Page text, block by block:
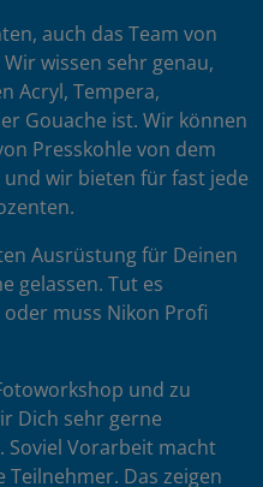
auch das Team von
wissen sehr genau,
Acryl, Tempera,
Gouache ist. Wir können
Presskohle von dem
wir bieten für fast jede
Ausrüstung für Deinen
gelassen. Tut es
muss Nikon Profi
und zu
Dich sehr gerne
Soviel Vorarbeit macht
Das zeigen